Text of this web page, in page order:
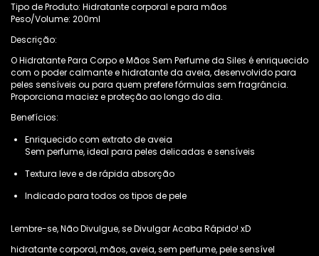
Tipo de Produto: Hidratante corporal e para mãos
Peso/Volume: 200ml
Descrição:
O Hidratante Para Corpo e Mãos Sem Perfume da Siles é enriquecido
com o poder calmante e hidratante da aveia, desenvolvido para
peles sensíveis ou para quem prefere fórmulas sem fragrância.
Proporciona maciez e proteção ao longo do dia.
Benefícios:
Enriquecido com extrato de aveia
Sem perfume, ideal para peles delicadas e sensíveis
Textura leve e de rápida absorção
Indicado para todos os tipos de pele
Lembre-se, Não Divulgue, se Divulgar Acaba Rápido! xD
hidratante corporal, mãos, aveia, sem perfume, pele sensível